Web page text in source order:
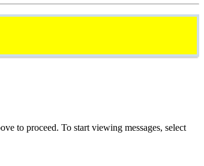
to proceed. To start viewing messages, select